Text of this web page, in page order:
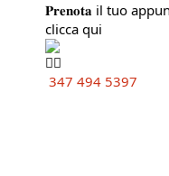
𝐏𝐫𝐞𝐧𝐨𝐭𝐚 il tuo
clicca qui
347 494 5397